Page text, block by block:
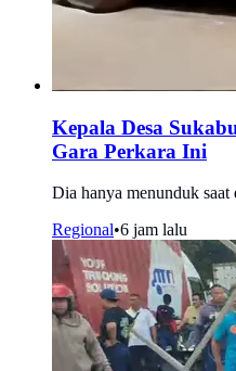
Kepala Desa
Gara Perkara Ini
Dia hanya menunduk saat
Regional•6 jam lalu